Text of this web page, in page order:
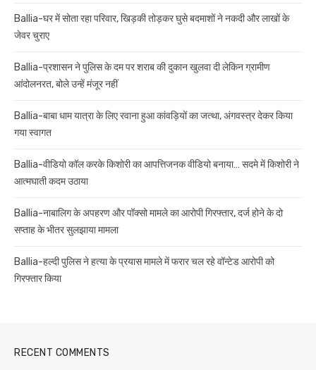
Ballia-घर में सोता रहा परिवार, खिड़की तोड़कर घुसे बदमाशों ने नकदी और लाखों के
जेवर चुराए
Ballia-प्रशासन ने पुलिस के दम पर शराब की दुकान खुलवा दी लेकिन ग्रामीण
आंदोलनरत, बोले उन्हें मंजूर नहीं
Ballia-बाबा धाम यात्रा के लिए रवाना हुआ कांवड़ियों का जत्था, अंगवस्त्र देकर किया
गया स्वागत
Ballia-वीडियो कॉल करके किशोरी का आपत्तिजनक वीडियो बनाया… सदमे में किशोरी ने
आत्मघाती कदम उठाया
Ballia-नाबालिग के अपहरण और पॉक्सो मामले का आरोपी गिरफ्तार, दर्ज होने के दो
सप्ताह के भीतर सुलझाया मामला
Ballia-हल्दी पुलिस ने हत्या के प्रयास मामले में फरार चल रहे वॉन्टेड आरोपी को
गिरफ्तार किया
RECENT COMMENTS